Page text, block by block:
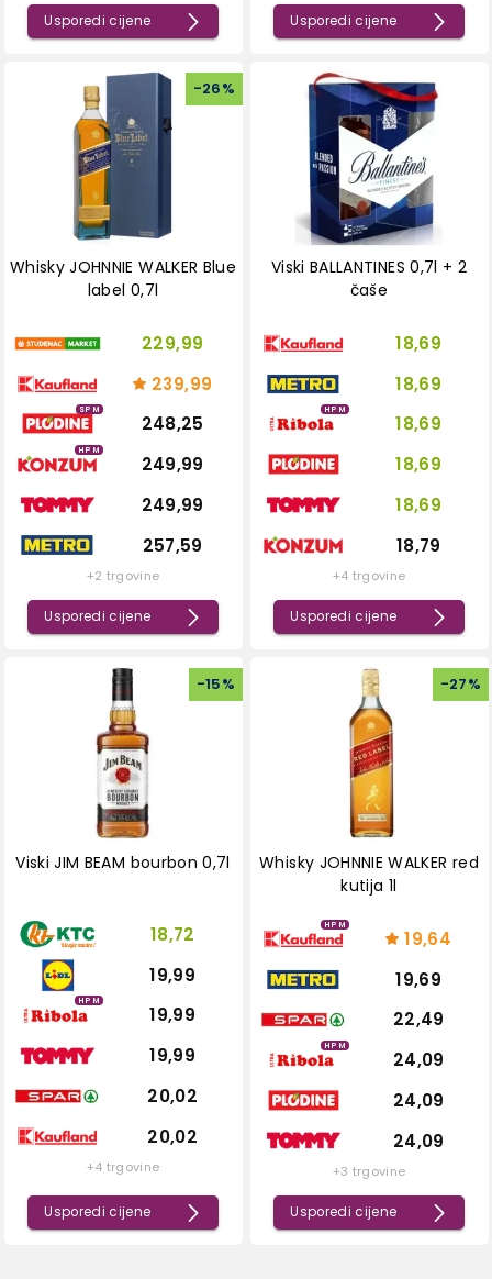
Usporedi cijene Usporedi cijene
-26%
Whisky JOHNNIE WALKER Blue
label 0,7l
229,99
239,99
SPM
248,25
HPM
249,99
249,99
257,59
+2 trgovine
Usporedi cijene
Viski BALLANTINES 0,7l + 2
čaše
18,69
18,69
HPM
18,69
18,69
18,69
18,79
+4 trgovine
Usporedi cijene
-15%
Viski JIM BEAM bourbon 0,7l
18,72
19,99
HPM
19,99
19,99
20,02
20,02
+4 trgovine
Usporedi cijene
-27%
Whisky JOHNNIE WALKER red
kutija 1l
HPM
19,64
19,69
22,49
HPM
24,09
24,09
24,09
+3 trgovine
Usporedi cijene